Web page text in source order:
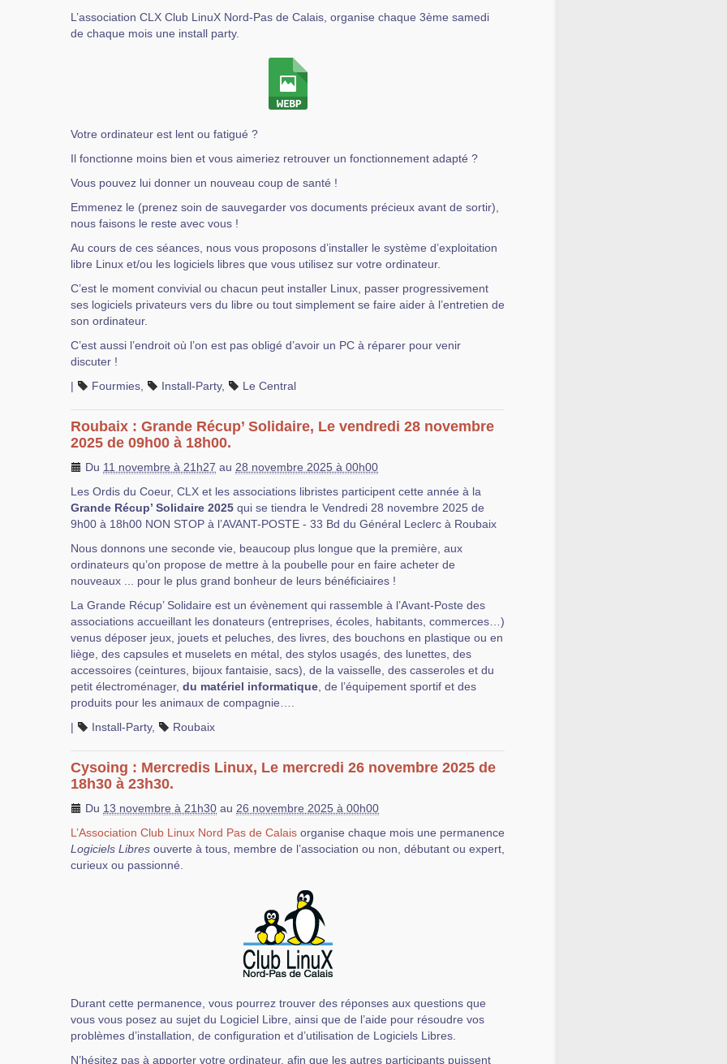
L’association CLX Club LinuX Nord-Pas de Calais, organise chaque 3ème samedi
de chaque mois une install party.
Votre ordinateur est lent ou fatigué ?
Il fonctionne moins bien et vous aimeriez retrouver un fonctionnement adapté ?
Vous pouvez lui donner un nouveau coup de santé !
Emmenez le (prenez soin de sauvegarder vos documents précieux avant de sortir),
nous faisons le reste avec vous !
Au cours de ces séances, nous vous proposons d’installer le système d’exploitation
libre Linux et/ou les logiciels libres que vous utilisez sur votre ordinateur.
C’est le moment convivial ou chacun peut installer Linux, passer progressivement
ses logiciels privateurs vers du libre ou tout simplement se faire aider à l’entretien de
son ordinateur.
C’est aussi l’endroit où l’on est pas obligé d’avoir un PC à réparer pour venir
discuter !
|
Fourmies Install-Party, Le Central
Roubaix : Grande Récup’ Solidaire, Le vendredi 28 novembre
2025 de 09h00 à 18h00.
Du 11 novembre à 21h27 au 28 novembre 2025 à 00h00
Les Ordis du Coeur, CLX et les associations libristes participent cette année à la
Grande Récup’ Solidaire 2025 qui se tiendra le Vendredi 28 novembre 2025 de
9h00 à 18h00 NON STOP à l’AVANT-POSTE - 33 Bd du Général Leclerc à Roubaix
Nous donnons une seconde vie, beaucoup plus longue que la première, aux
ordinateurs qu’on propose de mettre à la poubelle pour en faire acheter de
nouveaux ... pour le plus grand bonheur de leurs bénéficiaires !
La Grande Récup’ Solidaire est un évènement qui rassemble à l’Avant-Poste des
associations accueillant les donateurs (entreprises, écoles, habitants, commerces…)
venus déposer jeux, jouets et peluches, des livres, des bouchons en plastique ou en
liège, des capsules et muselets en métal, des stylos usagés, des lunettes, des
accessoires (ceintures, bijoux fantaisie, sacs), de la vaisselle, des casseroles et du
petit électroménager, du matériel informatique , de l’équipement sportif et des
produits pour les animaux de compagnie….
|
Install-Party, Roubaix
Cysoing : Mercredis Linux, Le mercredi 26 novembre 2025 de
18h30 à 23h30.
Du 13 novembre à 21h30 au 26 novembre 2025 à 00h00
L’Association Club Linux Nord Pas de Calais organise chaque mois une permanence
Logiciels Libres ouverte à tous, membre de l’association ou non, débutant ou expert,
curieux ou passionné.
Durant cette permanence, vous pourrez trouver des réponses aux questions que
vous vous posez au sujet du Logiciel Libre, ainsi que de l’aide pour résoudre vos
problèmes d’installation, de configuration et d’utilisation de Logiciels Libres.
N’hésitez pas à apporter votre ordinateur, afin que les autres participants puissent